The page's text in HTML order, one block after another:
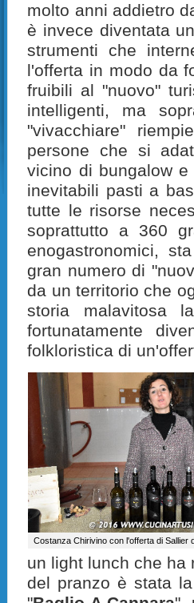
molto anni addietro
è invece diventata
strumenti che
l'offerta in modo da
fruibili al "nuovo"
intelligenti, ma
"vivacchiare"
persone che si
vicino di bungalow
inevitabili pasti a
tutte le risorse
soprattutto a 360
enogastronomici,
gran numero di
da un territorio che
storia malavitosa
fortunatamente
folkloristica di
Costanza Chirivino con l'offerta di Sallier
un light lunch che ha
del pranzo è stata